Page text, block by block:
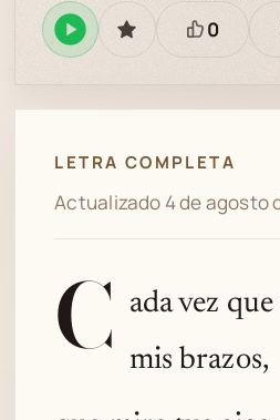
ReproducirGUARDAR
Está
0
LETRA COMPLETA
Actualizado 4 de agosto
C
ada vez
mis brazos,